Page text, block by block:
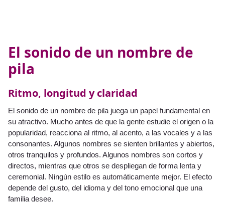
El sonido de un nombre de
pila
Ritmo, longitud y claridad
El sonido de un nombre de pila juega un papel fundamental en
su atractivo. Mucho antes de que la gente estudie el origen o la
popularidad, reacciona al ritmo, al acento, a las vocales y a las
consonantes. Algunos nombres se sienten brillantes y abiertos,
otros tranquilos y profundos. Algunos nombres son cortos y
directos, mientras que otros se despliegan de forma lenta y
ceremonial. Ningún estilo es automáticamente mejor. El efecto
depende del gusto, del idioma y del tono emocional que una
familia desee.